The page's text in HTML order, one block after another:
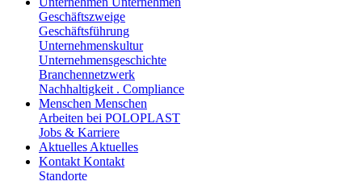
Geschäftszweige
Geschäftsführung
Unternehmenskultur
Unternehmensgeschichte
Branchennetzwerk
Nachhaltigkeit . Compliance
Menschen Menschen
Arbeiten bei POLOPLAST
Jobs & Karriere
Aktuelles Aktuelles
Kontakt Kontakt
Standorte